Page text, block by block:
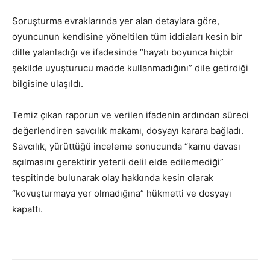
Soruşturma evraklarında yer alan detaylara göre,
oyuncunun kendisine yöneltilen tüm iddiaları kesin bir
dille yalanladığı ve ifadesinde “hayatı boyunca hiçbir
şekilde uyuşturucu madde kullanmadığını” dile getirdiği
bilgisine ulaşıldı.
Temiz çıkan raporun ve verilen ifadenin ardından süreci
değerlendiren savcılık makamı, dosyayı karara bağladı.
Savcılık, yürüttüğü inceleme sonucunda “kamu davası
açılmasını gerektirir yeterli delil elde edilemediği”
tespitinde bulunarak olay hakkında kesin olarak
“kovuşturmaya yer olmadığına” hükmetti ve dosyayı
kapattı.